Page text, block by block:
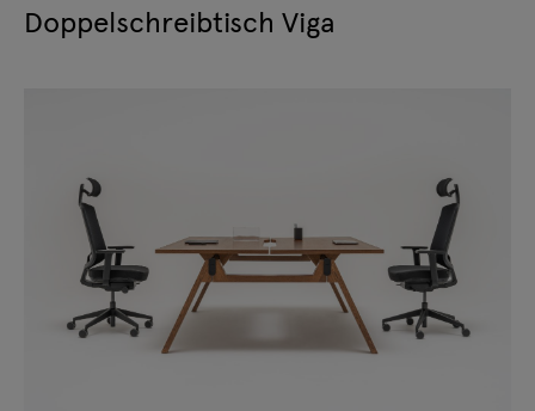
Doppelschreibtisch Viga